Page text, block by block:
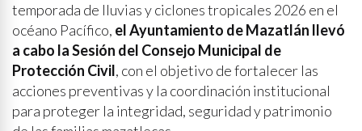
temporada de lluvias y ciclones tropicales 2026 en el
océano Pacífico, el Ayuntamiento de Mazatlán llevó
a cabo la Sesión del Consejo Municipal de
Protección Civil, con el objetivo de fortalecer las
acciones preventivas y la coordinación institucional
para proteger la integridad, seguridad y patrimonio